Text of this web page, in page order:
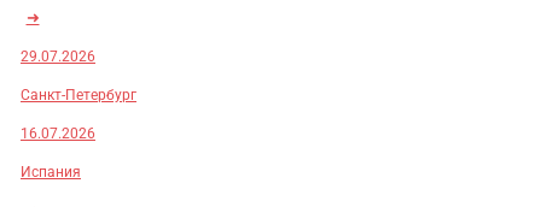
➜
29.07.2026
Санкт-Петербург
16.07.2026
Испания